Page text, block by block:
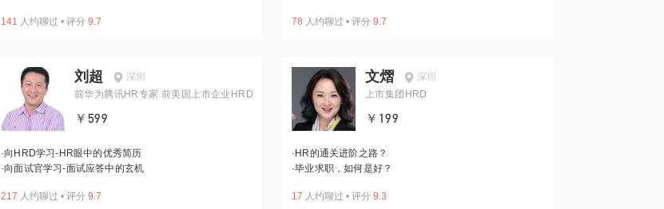
141 人约聊过 • 评分 9.7 78 人约聊过 • 评分 9.7
刘超
深圳
前华为腾讯HR专家 前美国上市企业HRD
￥599
·向HRD学习-HR眼中的优秀简历
·向面试官学习-面试应答中的玄机
217 人约聊过 • 评分 9.7
文熠
深圳
上市集团HRD
￥199
· HR的通关进阶之路？
·毕业求职，如何是好？
17 人约聊过 • 评分 9.3